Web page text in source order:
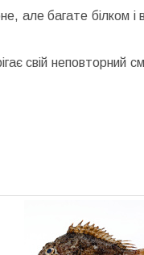
але багате білком і
свій неповторний